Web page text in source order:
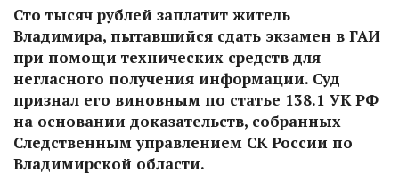
Сто тысяч рублей заплатит житель
Владимира, пытавшийся сдать экзамен в ГАИ
при помощи технических средств для
негласного получения информации. Суд
признал его виновным по статье 138.1 УК РФ
на основании доказательств, собранных
Следственным управлением СК России по
Владимирской области.